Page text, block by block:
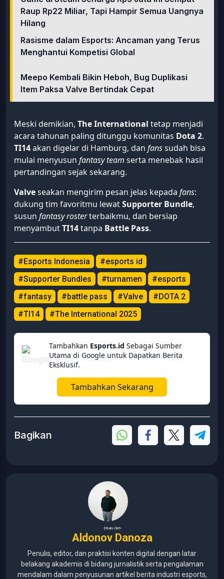
Raup Rp22 Miliar, Tapi Hampir Semua Uangnya
Hilang
Rasisme dalam Esports: Ancaman yang Terus
Menghantui Kompetisi Global
Meepo Kembali Bikin Heboh, Bug Duplikasi
Item Paksa Valve Bertindak Cepat
Meski demikian, The International tetap menjadi
acara tahunan paling ditunggu komunitas Dota 2.
TI14akan digelar di Hamburg, dan fanssudah bisa
mulai menyusun fantasy team serta menebak hasil
pertandingan sejak sekarang.
Valveseakan mengirim pesan jelas kepada fans:
dukung tim favoritmu lewatSupporter Bundle,
susun fantasy rosterterbaikmu, dan bersiap
menyambutTI14tanpa Battle Pass.
#Esports Indonesia
#esports id
#Supporter Bundles
#turnamen
#esports
#fantasy
#battle pass #Valve
#DOTA 2
#TI14
#The International 2025
Tambahkan Esports.id Sebagai Sumber
Utama di Google untuk Dapatkan Berita
Eksklusif.
Tambahkan Sekarang
Bagikan
Ditulis Oleh
Aldonov Danoza
Penulis, editor, dan praktisi konten digital dengan latar
belakang akademis di bidang jurnalistik serta pengalaman
mendalam dalam penyusunan artikel berita industri esports,